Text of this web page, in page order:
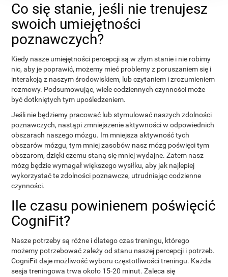
Co się stanie, jeśli nie trenujesz
swoich umiejętności
poznawczych?
Kiedy nasze umiejętności percepcji są w złym stanie i nie robimy
nic, aby je poprawić, możemy mieć problemy z poruszaniem się i
interakcją z naszym środowiskiem, lub czytaniem i zrozumieniem
rozmowy. Podsumowując, wiele codziennych czynności może
być dotkniętych tym upośledzeniem.
Jeśli nie będziemy pracować lub stymulować naszych zdolności
poznawczych, nastąpi zmniejszenie aktywności w odpowiednich
obszarach naszego mózgu. Im mniejsza aktywność tych
obszarów mózgu, tym mniej zasobów nasz mózg poświęci tym
obszarom, dzięki czemu staną się mniej wydajne. Zatem nasz
mózg będzie wymagał większego wysiłku, aby jak najlepiej
wykorzystać te zdolności poznawcze, utrudniając codzienne
czynności.
Ile czasu powinienem poświęcić
CogniFit?
Nasze potrzeby są różne i dlatego czas treningu, którego
możemy potrzebować zależy od stanu naszej percepcji i potrzeb.
CogniFit daje możliwość wyboru częstotliwości treningu. Każda
sesja treningowa trwa około 15-20 minut. Zaleca się